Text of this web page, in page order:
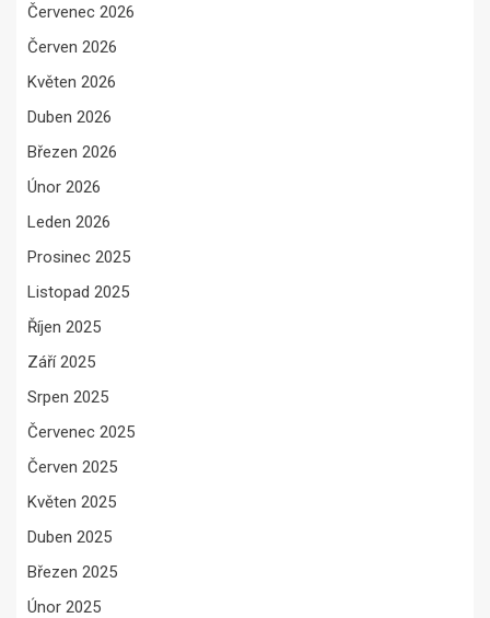
Červenec 2026
Červen 2026
Květen 2026
Duben 2026
Březen 2026
Únor 2026
Leden 2026
Prosinec 2025
Listopad 2025
Říjen 2025
Září 2025
Srpen 2025
Červenec 2025
Červen 2025
Květen 2025
Duben 2025
Březen 2025
Únor 2025